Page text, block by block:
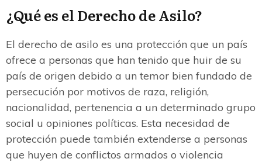
¿Qué es el Derecho de Asilo?
El derecho de asilo es una protección que un país
ofrece a personas que han tenido que huir de su
país de origen debido a un temor bien fundado de
persecución por motivos de raza, religión,
nacionalidad, pertenencia a un determinado grupo
social u opiniones políticas. Esta necesidad de
protección puede también extenderse a personas
que huyen de conflictos armados o violencia